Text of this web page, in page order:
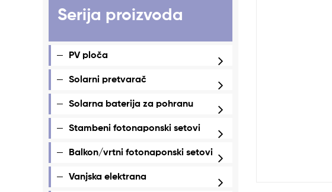
Serija proizvoda
PV ploča
Solarni pretvarač
Solarna baterija za pohranu
Stambeni fotonaponski setovi
Balkon/vrtni fotonaponski setovi
Vanjska elektrana